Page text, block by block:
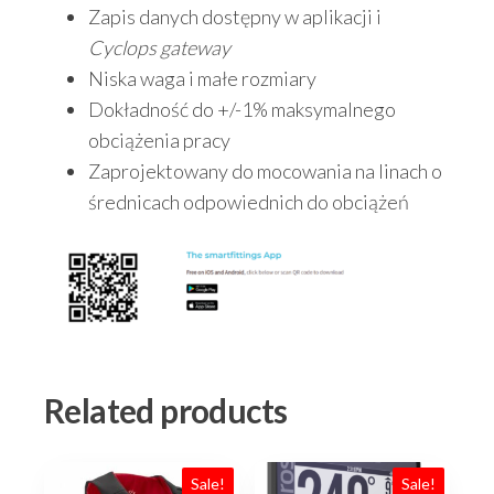
Zapis danych dostępny w aplikacji i
Cyclops gateway
Niska waga i małe rozmiary
Dokładność do +/-1% maksymalnego
obciążenia pracy
Zaprojektowany do mocowania na linach o
średnicach odpowiednich do obciążeń
Related products
Sale! Sale!